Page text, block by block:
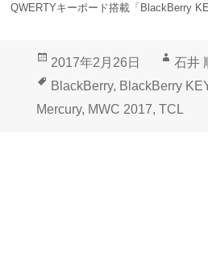
QWERTYキーボード搭載「BlackBerry
投
稿
日:
2017年2月26日
作
成
者
石井
タ
グ
BlackBerry, BlackBerry
Mercury, MWC 2017, TCL